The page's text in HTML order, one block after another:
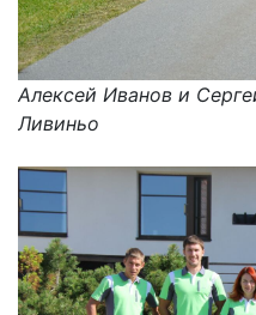
Алексей Иванов и
Ливиньо